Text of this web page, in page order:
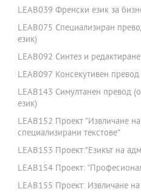
LEAB039 Френски език за
LEAB075 Специализиран
език)
LEAB092 Синтез и
LEAB097 Консекутивен
LEAB143 Симултанен превод
език)
LEAB152 Проект "Извличане
специализирани текстове"
LEAB153 Проект:"Езикът на
LEAB154 Проект:
LEAB155 Проект: Извличане